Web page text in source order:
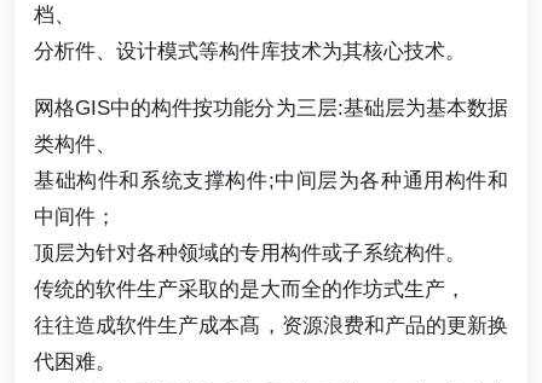
档、
分析件、设计模式等构件库技术为其核心技术。
网格GIS中的构件按功能分为三层:基础层为基本数据
类构件、
基础构件和系统支撑构件;中间层为各种通用构件和
中间件；
顶层为针对各种领域的专用构件或子系统构件。
传统的软件生产采取的是大而全的作坊式生产，
往往造成软件生产成本髙，资源浪费和产品的更新换
代困难。